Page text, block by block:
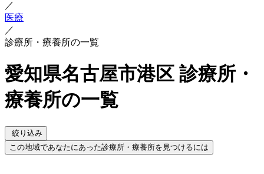
／
医療
／
診療所・療養所の一覧
愛知県名古屋市港区 診療所・
療養所の一覧
絞り込み
この地域であなたにあった診療所・療養所を見つけるには